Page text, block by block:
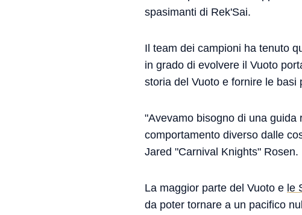
spasimanti di Rek'Sai.
Il team dei campioni ha tenuto
in grado di evolvere il Vuoto
storia del Vuoto e fornire le basi
"Avevamo bisogno di una
comportamento diverso dalle
Jared "Carnival Knights" Rosen.
La maggior parte del Vuoto e le
da poter tornare a un pacifico